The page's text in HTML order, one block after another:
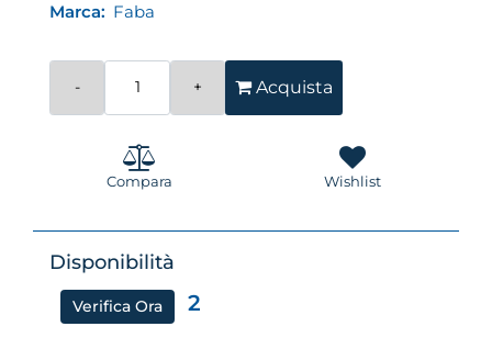
Marca: Faba
Acquista
Compara Wishlist
Disponibilità
Verifica Ora 2